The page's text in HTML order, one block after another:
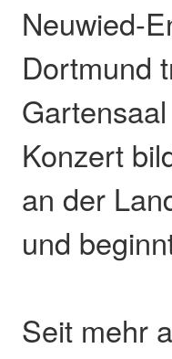
Neuwied-
Dortmund
Konzert
an der
und
Seit mehr